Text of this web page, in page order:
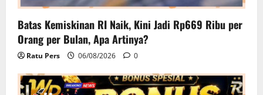
Batas Kemiskinan RI Naik, Kini Jadi Rp669 Ribu per
Orang per Bulan, Apa Artinya?
Ratu Pers 06/08/2026 0